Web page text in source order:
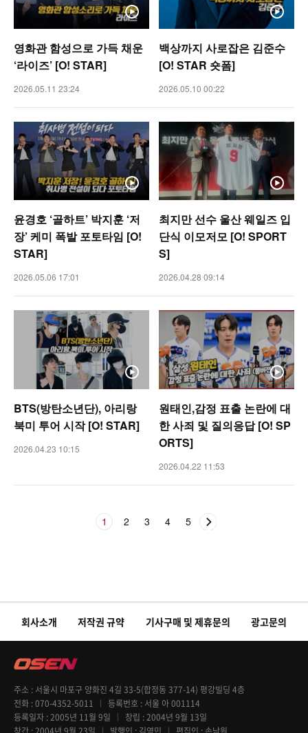
영화관 함성으로 가득 채운
‘라이즈’ [O! STAR]
2026.05.11 23:24
백상까지 사로잡은 김준수
[O! STAR 숏폼]
2026.05.10 00:22
윤경호 ‘골하트’ 박지훈 ‘저
장’ 케미 폭발 포토타임 [O!
STAR]
2026.05.06 17:01
최지만 선수 울산 웨일즈 입
단식 이모저모 [O! SPORT
S]
2026.04.28 09:14
BTS(방탄소년단), 아리랑
북미 투어 시작 [O! STAR]
2026.04.23 10:15
원태인,감정 표출 논란에 대
한 사죄 및 질의응답 [O! SP
ORTS]
2026.04.22 11:53
1 2 3 4 5
회사소개 저작권 규약 기사구매 및 제휴문의 광고문의
주소
서울시 마포구 양화진 4길 33-5(합정동 377-14) 평강빌딩 4층
전화 070-4352-5011 등록번호
서울 아 001114
등록일자 2005년 11월 9일 창립 2004년 9월 13일